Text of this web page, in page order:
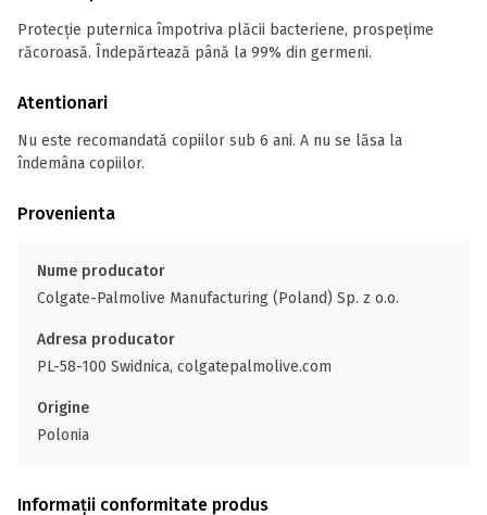
Protecție puternica împotriva plăcii bacteriene, prospețime
răcoroasă. Îndepărtează până la 99% din germeni.
Atentionari
Nu este recomandată copiilor sub 6 ani. A nu se lăsa la
îndemâna copiilor.
Provenienta
Nume producator
Colgate-Palmolive Manufacturing (Poland) Sp. z o.o.
Adresa producator
PL-58-100 Swidnica, colgatepalmolive.com
Origine
Polonia
Informații conformitate produs